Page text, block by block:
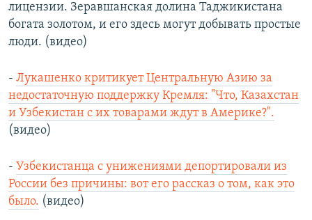
лицензии. Зеравшанская долина Таджикистана
богата золотом, и его здесь могут добывать простые
люди. (видео)
- Лукашенко критикует Центральную Азию за
недостаточную поддержку Кремля: "Что, Казахстан
и Узбекистан с их товарами ждут в Америке?".
(видео)
- Узбекистанца с унижениями депортировали из
России без причины: вот его рассказ о том, как это
было. (видео)